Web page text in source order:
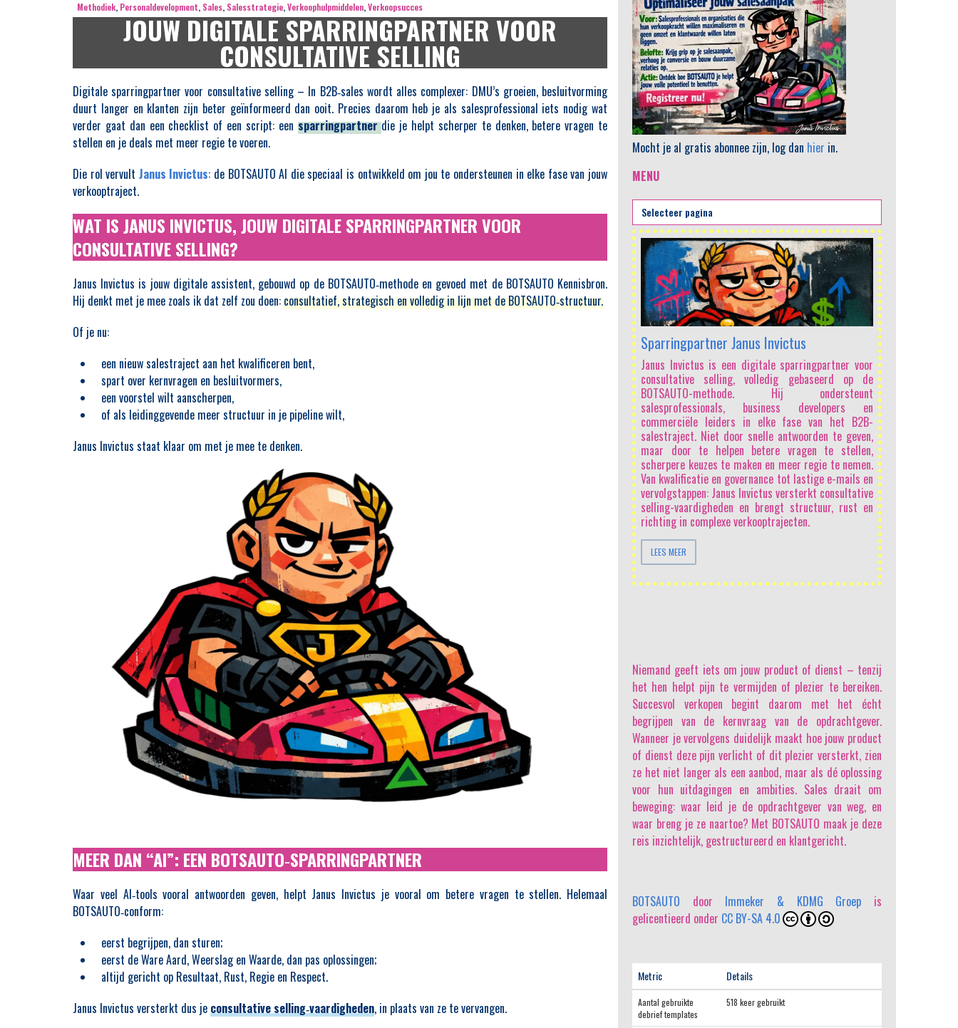
Methodiek, Personaldevelopment, Sales, Salesstrategie,Verkoophulpmiddelen,Verkoopsucces
JOUW DIGITALE SPARRINGPARTNER VOOR
CONSULTATIVE SELLING
Digitale sparringpartner voor consultative selling – In B2B‑sales wordt alles complexer: DMU’s groeien, besluitvorming
duurt langer en klanten zijn beter geïnformeerd dan ooit. Precies daarom heb je als salesprofessional iets nodig wat
verder gaat dan een checklist of een script: een sparringpartner die je helpt scherper te denken, betere vragen te
stellen en je deals met meer regie te voeren.
Die rol vervult Janus Invictus: de BOTSAUTO AI die speciaal is ontwikkeld om jou te ondersteunen in elke fase van jouw
verkooptraject.
WAT IS JANUS INVICTUS, JOUW DIGITALE SPARRINGPARTNER VOOR
CONSULTATIVE SELLING?
Janus Invictus is jouw digitale assistent, gebouwd op de BOTSAUTO‑methode en gevoed met de BOTSAUTO Kennisbron.
Hij denkt met je mee zoals ik dat zelf zou doen:consultatief, strategisch en volledig in lijn met de BOTSAUTO‑structuur.
Of je nu:
een nieuw salestraject aan het kwalificeren bent,
spart over kernvragen en besluitvormers,
een voorstel wilt aanscherpen,
of als leidinggevende meer structuur in je pipeline wilt,
Janus Invictus staat klaar om met je mee te denken.
MEER DAN “AI”: EEN BOTSAUTO‑SPARRINGPARTNER
Waar veel AI‑tools vooral antwoorden geven, helpt Janus Invictus je vooral om betere vragen te stellen. Helemaal
BOTSAUTO‑conform:
eerst begrijpen, dan sturen;
eerst de Ware Aard, Weerslag en Waarde, dan pas oplossingen;
altijd gericht op Resultaat, Rust, Regie en Respect.
Janus Invictus versterkt dus je consultative selling‑vaardigheden, in plaats van ze te vervangen.
Mocht je al gratis abonnee zijn, log dan hier in.
MENU
intelligentie
AI maakt het
communicatie,
en ontstaat er
worden bovendien
waardoor
zoals
voorstellen minder
ligt daarom
Goede
Van whiteboard tot winst
complexe sales. In plaats van één energieke maar
vrijblijvende meeting werk je met drie duidelijke
beslismomenten: eerst bepaal je of een kans
investering waard is (VPS-1/KEM), daarna breng je
de deal bewust op gang door kernvraag, waarde en
tot slot borg je het besluit en de start zodat het ‘ja’
blijft staan (VPS-3/KIM). Elke sessie eindigt met een
harde beslissing, expliciet commitment en een
duidelijke definition of done, ondersteund door de
BOTSAUTO Sales Checklist om aannames en te
vroeg offreren te voorkomen.
rechtvaardigt, volgt een volgende stap. Zo ontstaat
minder vrijblijvendheid, meer regie en betere
vervolggesprekken.
Sparringpartner Janus Invictus
Janus Invictus is een digitale sparringpartner voor
consultative selling, volledig gebaseerd op de
BOTSAUTO-methode. Hij ondersteunt
salesprofessionals, business developers en
commerciële leiders in elke fase van het B2B-
salestraject. Niet door snelle antwoorden te geven,
maar door te helpen betere vragen te stellen,
scherpere keuzes te maken en meer regie te nemen.
Van kwalificatie en governance tot lastige e-mails en
vervolgstappen: Janus Invictus versterkt consultative
selling-vaardigheden en brengt structuur, rust en
richting in complexe verkooptrajecten.
LEES MEER
Niemand geeft iets om jouw product of dienst – tenzij
het hen helpt pijn te vermijden of plezier te bereiken.
Succesvol verkopen begint daarom met het écht
begrijpen van de kernvraag van de opdrachtgever.
Wanneer je vervolgens duidelijk maakt hoe jouw product
of dienst deze pijn verlicht of dit plezier versterkt, zien
ze het niet langer als een aanbod, maar als dé oplossing
voor hun uitdagingen en ambities. Sales draait om
beweging: waar leid je de opdrachtgever van weg, en
waar breng je ze naartoe? Met BOTSAUTO maak je deze
reis inzichtelijk, gestructureerd en klantgericht.
BOTSAUTO door Immeker & KDMG Groep is
gelicentieerd onder CC BY-SA 4.0
Metric Details
Aantal gebruikte
debrief templates
518 keer gebruikt